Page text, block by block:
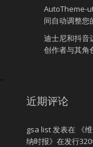
AutoTheme-
间自动调整您
迪士尼和抖音
创作者与其角
近期评论
gsa list发表在
《
纳时报》在发行